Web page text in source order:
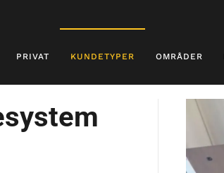
PRIVAT KUNDETYPER OMRÅDER